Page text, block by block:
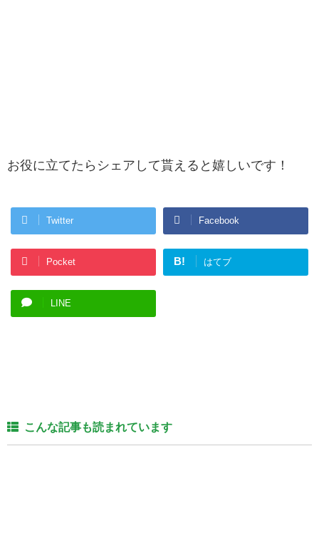
お役に立てたらシェアして貰えると嬉しいです！
Twitter Facebook
Pocket B! はてブ
LINE
こんな記事も読まれています